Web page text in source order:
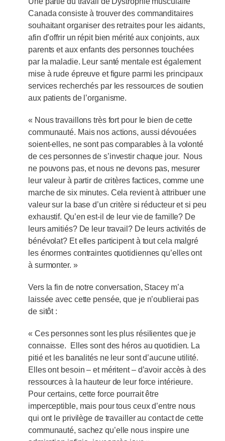
Canada consiste à trouver des commanditaires
souhaitant organiser des retraites pour les aidants,
afin d’offrir un répit bien mérité aux conjoints, aux
parents et aux enfants des personnes touchées
par la maladie. Leur santé mentale est également
mise à rude épreuve et figure parmi les principaux
services recherchés par les ressources de soutien
aux patients de l’organisme.
« Nous travaillons très fort pour le bien de cette
communauté. Mais nos actions, aussi dévouées
soient-elles, ne sont pas comparables à la volonté
de ces personnes de s’investir chaque jour. Nous
ne pouvons pas, et nous ne devons pas, mesurer
leur valeur à partir de critères factices, comme une
marche de six minutes. Cela revient à attribuer une
valeur sur la base d’un critère si réducteur et si peu
exhaustif. Qu’en est-il de leur vie de famille? De
leurs amitiés? De leur travail? De leurs activités de
bénévolat? Et elles participent à tout cela malgré
les énormes contraintes quotidiennes qu’elles ont
à surmonter. »
Vers la fin de notre conversation, Stacey m’a
laissée avec cette pensée, que je n’oublierai pas
de sitôt :
« Ces personnes sont les plus résilientes que je
connaisse. Elles sont des héros au quotidien. La
pitié et les banalités ne leur sont d’aucune utilité.
Elles ont besoin – et méritent – d’avoir accès à des
ressources à la hauteur de leur force intérieure.
Pour certains, cette force pourrait être
imperceptible, mais pour tous ceux d’entre nous
qui ont le privilège de travailler au contact de cette
communauté, sachez qu’elle nous inspire une